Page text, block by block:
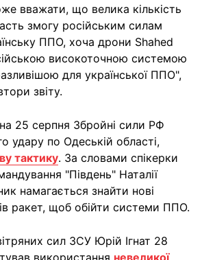
вважати, що велика кількість
змогу російським силам
ППО, хоча дрони Shahed
високоточною системою
для української ППО",
звіту.
25 серпня Збройні сили РФ
удару по Одеській області,
тактику. За словами спікерки
"Південь" Наталії
намагається знайти нові
ракет, щоб обійти системи ППО.
сил ЗСУ Юрій Ігнат 28
використання невеликої